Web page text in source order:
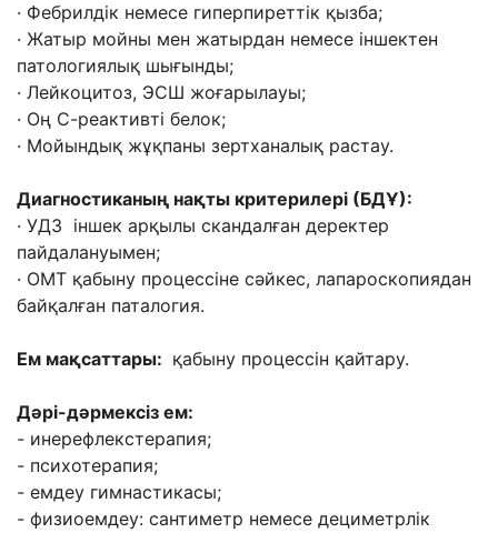
· Фебрилдік немесе гиперпиреттік қызба;
· Жатыр мойны мен жатырдан немесе іншектен
патологиялық шығынды;
· Лейкоцитоз, ЭСШ жоғарылауы;
· Оң С-реактивті белок;
· Мойындық жұқпаны зертханалық растау.
Диагностиканың нақты критерилері (БДҰ):
· УДЗ іншек арқылы скандалған деректер
пайдалануымен;
· ОМТ қабыну процессіне сəйкес, лапароскопиядан
байқалған паталогия.
Ем мақсаттары: қабыну процессін қайтару.
Дəрі-дəрмексіз ем:
- инерефлекстерапия;
- психотерапия;
- емдеу гимнастикасы;
- физиоемдеу: сантиметр немесе дециметрлік